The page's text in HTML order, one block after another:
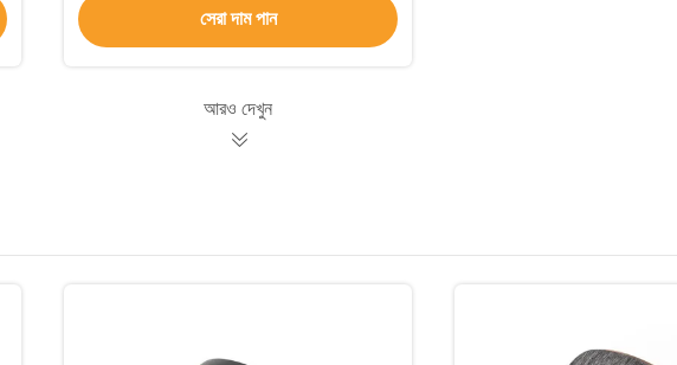
সেরা দাম পান
আরও দেখুন